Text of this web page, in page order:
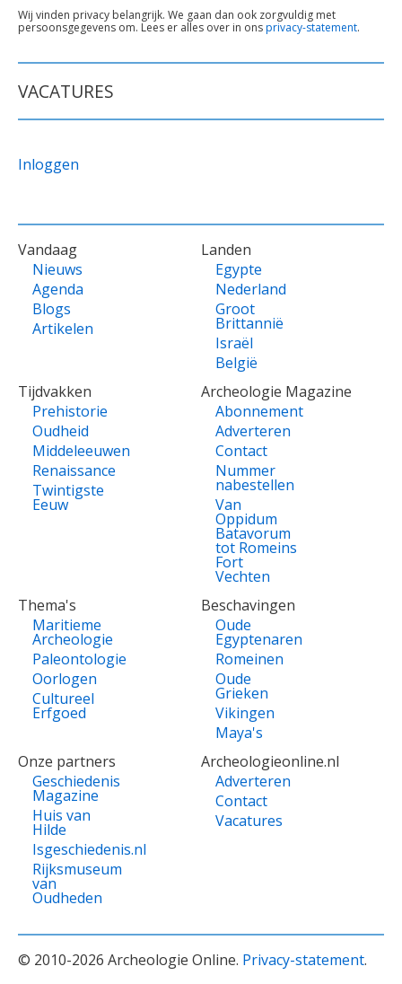
TEKST
ONDER
Wij vinden privacy belangrijk. We gaan dan ook zorgvuldig met
persoonsgegevens om. Lees er alles over in onsprivacy-statement.
VACATURES
Inloggen
VOET
Vandaag
Nieuws
Agenda
Blogs
Artikelen
Landen
Egypte
Nederland
Groot
Brittannië
Israël
België
Tijdvakken
Prehistorie
Oudheid
Middeleeuwen
Renaissance
Twintigste
Eeuw
Archeologie Magazine
Abonnement
Adverteren
Contact
Nummer
nabestellen
Van
Oppidum
Batavorum
tot Romeins
Fort
Vechten
Thema's
Maritieme
Archeologie
Paleontologie
Oorlogen
Cultureel
Erfgoed
Beschavingen
Oude
Egyptenaren
Romeinen
Oude
Grieken
Vikingen
Maya's
Onze partners
Geschiedenis
Magazine
Huis van
Hilde
Isgeschiedenis.nl
Rijksmuseum
van
Oudheden
Archeologieonline.nl
Adverteren
Contact
Vacatures
© 2010-2026 Archeologie Online. Privacy-statement.